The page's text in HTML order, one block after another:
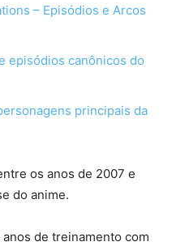
– Episódios e Arcos
episódios canônicos do
principais da
os anos de 2007 e
do anime.
de treinamento com